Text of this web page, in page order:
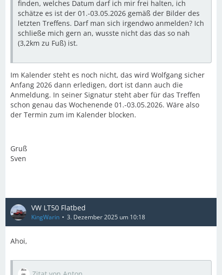
finden, welches Datum darf ich mir frei halten, ich
schätze es ist der 01.-03.05.2026 gemäß der Bilder des
letzten Treffens. Darf man sich irgendwo anmelden? Ich
schließe mich gern an, wusste nicht das das so nah
(3,2km zu Fuß) ist.
Im Kalender steht es noch nicht, das wird Wolfgang sicher
Anfang 2026 dann erledigen, dort ist dann auch die
Anmeldung. In seiner Signatur steht aber für das Treffen
schon genau das Wochenende 01.-03.05.2026. Wäre also
der Termin zum im Kalender blocken.
Gruß
Sven
VW LT50 Flatbed
KingWarin 3. Dezember 2025 um 10:18
Ahoi,